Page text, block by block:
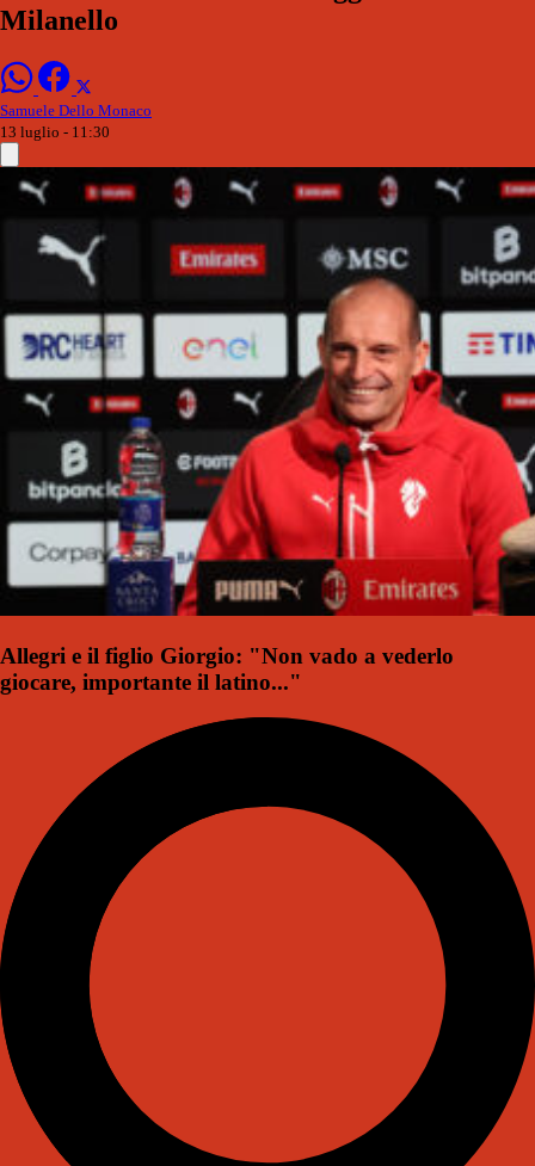
Milanello
Samuele Dello Monaco
13 luglio - 11:30
Allegri e il figlio Giorgio: "Non vado a vederlo
giocare, importante il latino..."